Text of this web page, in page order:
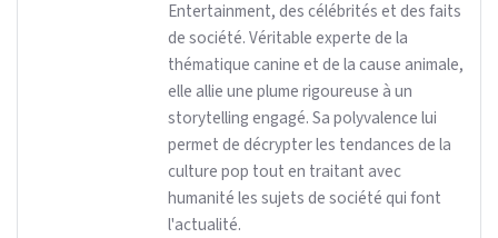
Entertainment, des célébrités et des faits
de société. Véritable experte de la
thématique canine et de la cause animale,
elle allie une plume rigoureuse à un
storytelling engagé. Sa polyvalence lui
permet de décrypter les tendances de la
culture pop tout en traitant avec
humanité les sujets de société qui font
l'actualité.